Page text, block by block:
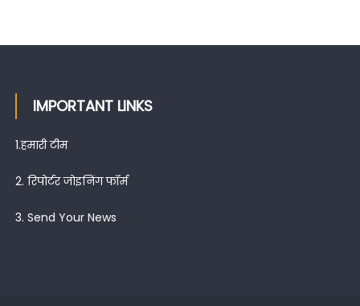
IMPORTANT LINKS
1.हमारी टीम
2. रिपोर्टर जोइनिंग फॉर्म
3. Send Your News